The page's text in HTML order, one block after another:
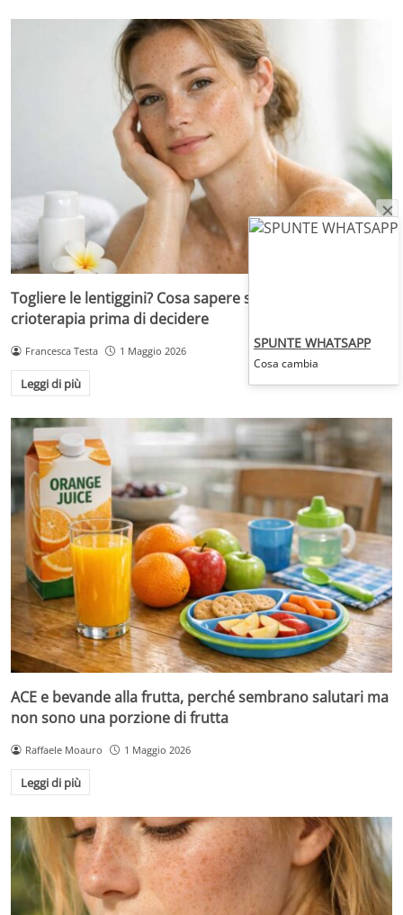
Togliere le lentiggini? Cosa sapere su laser, peeling e
crioterapia prima di decidere
Francesca Testa 1 Maggio 2026
Leggi di più
ACE e bevande alla frutta, perché sembrano salutari ma
non sono una porzione di frutta
Raffaele Moauro 1 Maggio 2026
Leggi di più
SPUNTE WHATSAPP
Cosa cambia